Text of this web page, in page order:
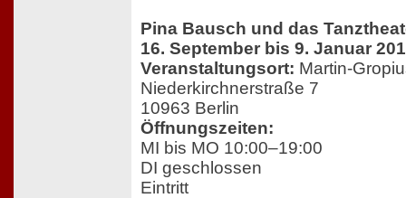
Pina Bausch und das
16. September bis 9. Januar
Veranstaltungsort: Martin-
Niederkirchnerstraße 7
10963 Berlin
Öffnungszeiten:
MI bis MO 10:00–19:00
DI geschlossen
Eintritt